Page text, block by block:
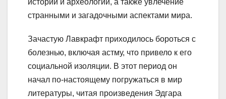
странными и загадочными аспектами мира.
Зачастую Лавкрафт приходилось бороться с
болезнью, включая астму, что привело к его
социальной изоляции. В этот период он
начал по-настоящему погружаться в мир
литературы, читая произведения Эдгара